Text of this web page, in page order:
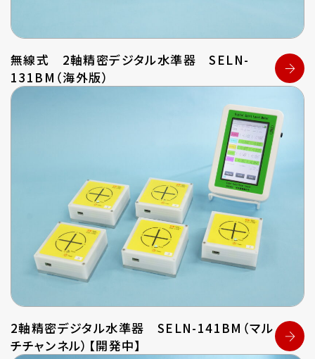
無線式 2軸精密デジタル水準器 SELN-
131BM（海外版）
2軸精密デジタル水準器 SELN-141BM（マル
チチャンネル）【開発中】